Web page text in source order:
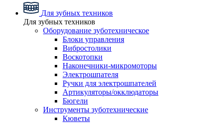
Для зубных техников
Для зубных техников
Оборудование зуботехническое
Блоки управления
Вибростолики
Воскотопки
Наконечники-микромоторы
Электрошпателя
Ручки для электрошпателей
Артикуляторы/окклюдаторы
Бюгели
Инструменты зуботехнические
Кюветы